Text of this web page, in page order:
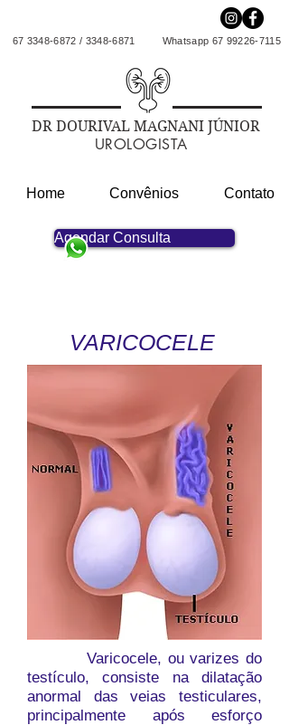
67 3348-6872 / 3348-6871 Whatsapp 67 99226-7115
DR DOURIVAL MAGNANI JÚNIOR
UROLOGISTA
Home Convênios Contato
Agendar Consulta
VARICOCELE
Varicocele, ou varizes do
testículo, consiste na dilatação
anormal das veias testiculares,
principalmente após esforço